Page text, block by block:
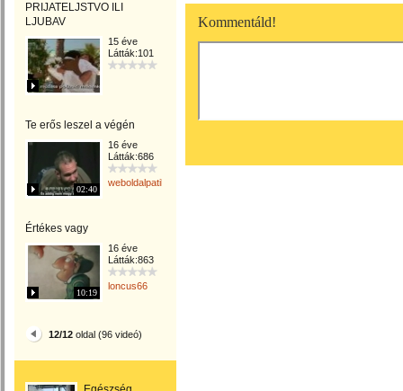
PRIJATELJSTVO ILI
LJUBAV
15 éve
Látták:101
Te erős leszel a végén
02:40
16 éve
Látták:686
weboldalpatika
Értékes vagy
10:19
16 éve
Látták:863
loncus66
12/12 oldal (96 videó)
Kommentáld!